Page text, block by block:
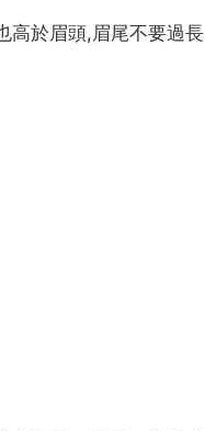
高於眉頭,眉尾不要過